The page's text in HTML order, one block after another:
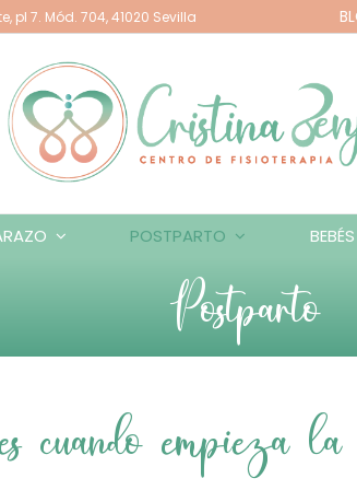
pl 7. Mód. 704, 41020 Sevilla
POSTPARTO BEBÉS
Postparto
empieza la